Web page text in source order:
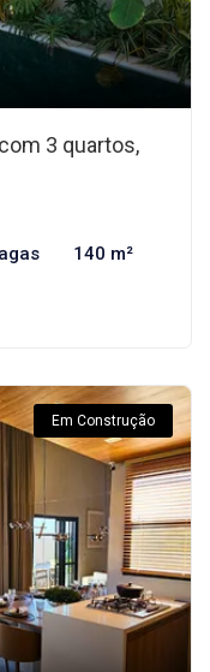
3 quartos,
140 m²
Em Construção